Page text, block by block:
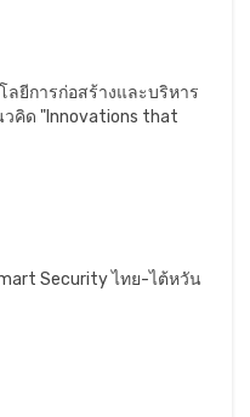
ลยีการก่อสร้างและบริหาร
คิด "Innovations that
Security ไทย-ไต้หวัน